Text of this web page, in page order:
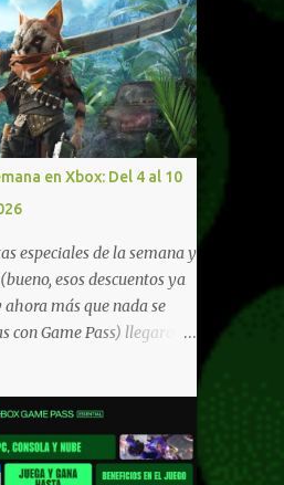
en Xbox: Del 4 al 10
especiales de la semana y
esos descuentos ya
más que nada se
con Game Pass) llegaron a
juegos que están de
con soporte para
lo que nos permite